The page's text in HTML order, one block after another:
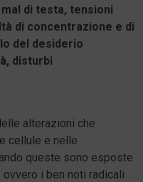
mal di testa, tensioni
di concentrazione e di
del desiderio
disturbi
alterazioni che
cellule e nelle
queste sono esposte
i ben noti radicali